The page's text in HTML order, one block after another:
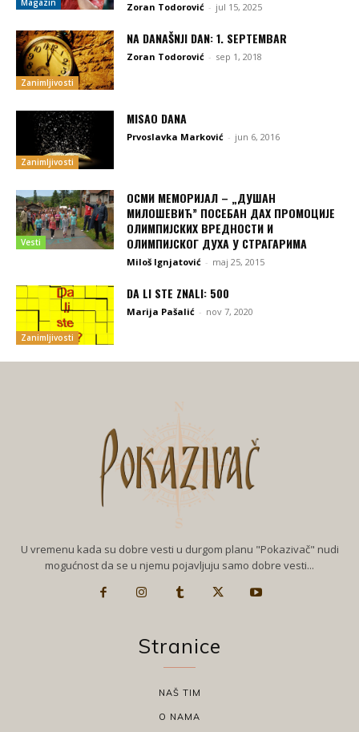
Zoran Todorović - jul 15, 2025
Zanimljivosti
NA DANAŠNJI DAN: 1. SEPTEMBAR
Zoran Todorović - sep 1, 2018
Zanimljivosti
MISAO DANA
Prvoslavka Marković - jun 6, 2016
Vesti
ОСМИ МЕМОРИЈАЛ – „ДУШАН
МИЛОШЕВИЋ” ПОСЕБАН ДАХ ПРОМОЦИЈЕ
ОЛИМПИЈСКИХ ВРЕДНОСТИ И
ОЛИМПИЈСКОГ ДУХА У СТРАГАРИМА
Miloš Ignjatović - maj 25, 2015
Zanimljivosti
DA LI STE ZNALI: 500
Marija Pašalić - nov 7, 2020
U vremenu kada su dobre vesti u durgom planu "Pokazivač" nudi
mogućnost da se u njemu pojavljuju samo dobre vesti...
Stranice
NAŠ TIM
O NAMA